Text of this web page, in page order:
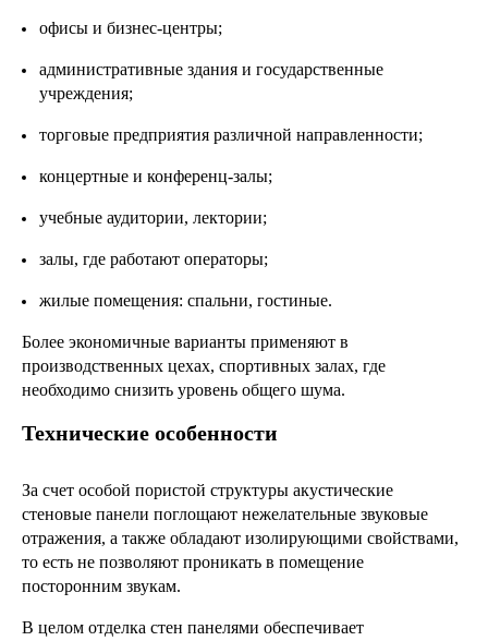
офисы и бизнес-центры;
административные здания и государственные
учреждения;
торговые предприятия различной направленности;
концертные и конференц-залы;
учебные аудитории, лектории;
залы, где работают операторы;
жилые помещения: спальни, гостиные.
Более экономичные варианты применяют в
производственных цехах, спортивных залах, где
необходимо снизить уровень общего шума.
Технические особенности
За счет особой пористой структуры акустические
стеновые панели поглощают нежелательные звуковые
отражения, а также обладают изолирующими свойствами,
то есть не позволяют проникать в помещение
посторонним звукам.
В целом отделка стен панелями обеспечивает